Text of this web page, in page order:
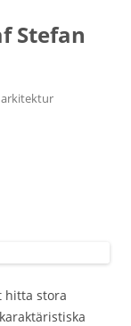
Stefan
hitta stora